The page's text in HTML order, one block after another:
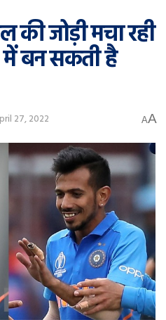
की जोड़ी मचा रही
बन सकती है
27, 2022 AA